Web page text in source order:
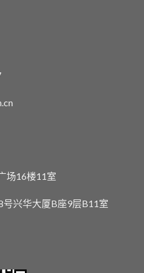
场16楼11室
兴华大厦B座9层B11室